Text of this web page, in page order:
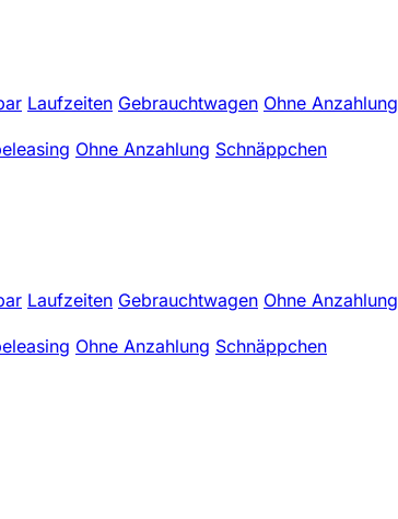
Laufzeiten Gebrauchtwagen Ohne Anzahlung
Ohne Anzahlung Schnäppchen
Laufzeiten Gebrauchtwagen Ohne Anzahlung
Ohne Anzahlung Schnäppchen